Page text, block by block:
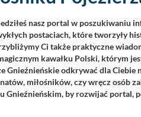
podbił serca
pałacu w Rybieńcu!
/ 1836 / IMPREZY
nasz portal w poszukiwaniu
postaciach, które tworzyły
Ci także praktyczne
kawałku Polski, którym
Gnieźnieńskie odkrywać dla Ciebie
miłośników, czy wręcz osób
Gnieźnieńskim, by rozwijać portal,